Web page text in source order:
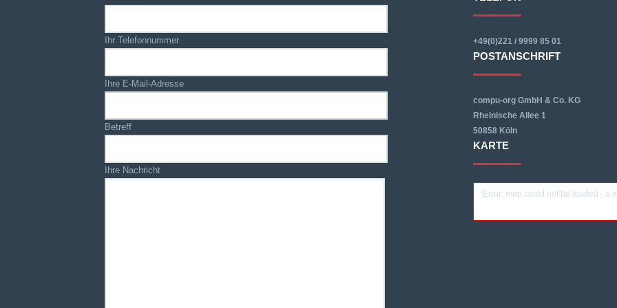
Ihr Telefonnummer
Ihre E-Mail-Adresse
Betreff
Ihre Nachricht
+49(0)221 / 9999 85 01
POSTANSCHRIFT
compu-org GmbH & Co. KG
Rheinische Allee 1
50858 Köln
KARTE
Error: map could not be loaded - a